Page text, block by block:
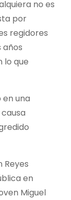
no es
por
regidores
años
lo que
en una
Reyes
en
Miguel